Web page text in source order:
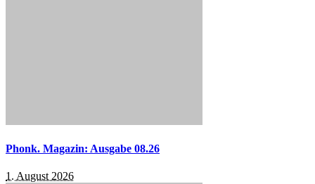
Phonk. Magazin: Ausgabe 08.26
1. August 2026